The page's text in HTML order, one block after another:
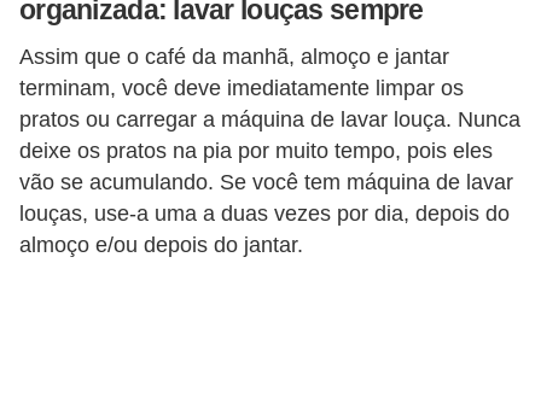
organizada: lavar louças sempre
Assim que o café da manhã, almoço e jantar
terminam, você deve imediatamente limpar os
pratos ou carregar a máquina de lavar louça. Nunca
deixe os pratos na pia por muito tempo, pois eles
vão se acumulando. Se você tem máquina de lavar
louças, use-a uma a duas vezes por dia, depois do
almoço e/ou depois do jantar.
n
d
o
m
í
n
i